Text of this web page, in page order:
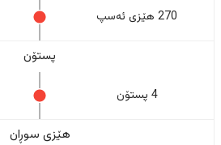
270 هێزی ئەسپ
پستۆن
4 پستۆن
هێزی سوڕان